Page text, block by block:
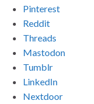
Pinterest
Reddit
Threads
Mastodon
Tumblr
LinkedIn
Nextdoor